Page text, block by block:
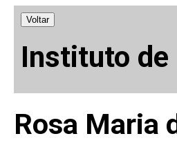
Voltar
Instituto de
Rosa Maria